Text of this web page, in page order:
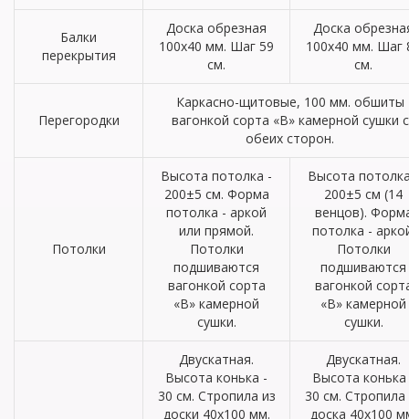
Балки
перекрытия
Доска обрезная
100х40 мм. Шаг 59
см.
Доска
100х40 мм. Шаг
см.
Перегородки
Каркасно-щитовые, 100 мм. обшиты
вагонкой сорта «В» камерной сушки с
обеих сторон.
Потолки
Высота потолка -
200±5 см. Форма
потолка - аркой
или прямой.
Потолки
подшиваются
вагонкой сорта
«В» камерной
сушки.
Высота
200±5 см (14
венцов).
потолка -
Потолки
подшиваются
вагонкой
«В» камерной
сушки.
Двускатная.
Высота конька -
30 см. Стропила из
доски 40х100 мм.
Двускатная.
Высота
30 см. Стропила
доска 40х100